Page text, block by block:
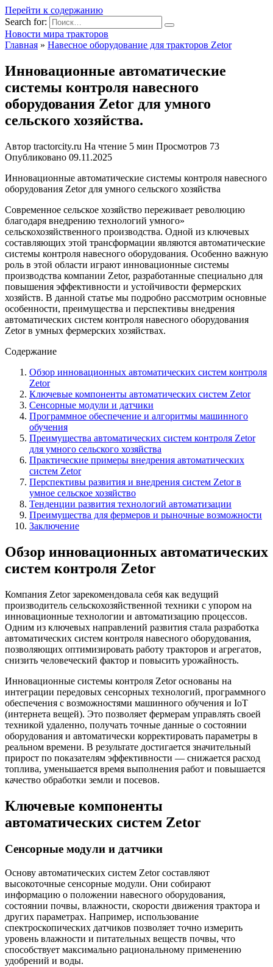
Перейти к содержанию
Search for:
Новости мира тракторов
Главная » Навесное оборудование для тракторов Zetor
Инновационные автоматические
системы контроля навесного
оборудования Zetor для умного
сельского хозяйства.
Автор tractorcity.ru На чтение 5 мин Просмотров 73
Опубликовано 09.11.2025
Инновационные автоматические системы контроля навесного
оборудования Zetor для умного сельского хозяйства
Современное сельское хозяйство переживает революцию
благодаря внедрению технологий умного»
сельскохозяйственного производства. Одной из ключевых
составляющих этой трансформации являются автоматические
системы контроля навесного оборудования. Особенно важную
роль в этой области играют инновационные системы
производства компании Zetor, разработанные специально для
повышения эффективности и устойчивости фермерских
хозяйств. В данной статье мы подробно рассмотрим основные
особенности, преимущества и перспективы внедрения
автоматических систем контроля навесного оборудования
Zetor в умных фермерских хозяйствах.
Содержание
Обзор инновационных автоматических систем контроля
Zetor
Ключевые компоненты автоматических систем Zetor
Сенсорные модули и датчики
Программное обеспечение и алгоритмы машинного
обучения
Преимущества автоматических систем контроля Zetor
для умного сельского хозяйства
Практические примеры внедрения автоматических
систем Zetor
Перспективы развития и внедрения систем Zetor в
умное сельское хозяйство
Тенденции развития технологий автоматизации
Преимущества для фермеров и рыночные возможности
Заключение
Обзор инновационных автоматических
систем контроля Zetor
Компания Zetor зарекомендовала себя как ведущий
производитель сельскохозяйственной техники с упором на
инновационные технологии и автоматизацию процессов.
Одним из ключевых направлений развития стала разработка
автоматических систем контроля навесного оборудования,
позволяющих оптимизировать работу тракторов и агрегатов,
снизить человеческий фактор и повысить урожайность.
Инновационные системы контроля Zetor основаны на
интеграции передовых сенсорных технологий, программного
обеспечения с возможностями машинного обучения и IoT
(интернета вещей). Это позволяет фермерам управлять своей
техникой удаленно, получать точные данные о состоянии
оборудования и автоматически корректировать параметры в
реальном времени. В результате достигается значительный
прирост по показателям эффективности — снижается расход
топлива, уменьшается время выполнения работ и повышается
качество обработки земли и посевов.
Ключевые компоненты
автоматических систем Zetor
Сенсорные модули и датчики
Основу автоматических систем Zetor составляют
высокоточные сенсорные модули. Они собирают
информацию о положении навесного оборудования,
состоянии почвы, влажности, скорости движения трактора и
других параметрах. Например, использование
спектроскопических датчиков позволяет точно измерить
уровень влажности и питательных веществ почвы, что
способствует максимально рациональному применению
удобрений и воды.